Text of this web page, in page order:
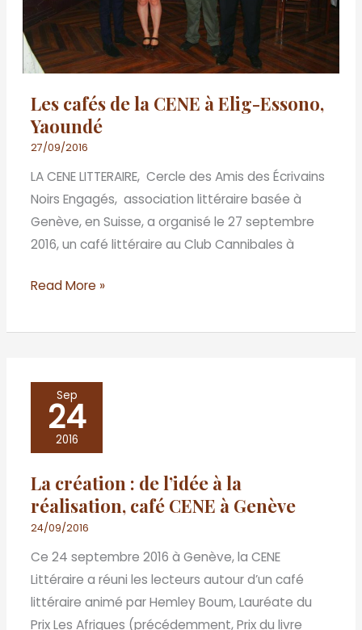
Les cafés de la CENE à Elig-Essono,
Yaoundé
27/09/2016
LA CENE LITTERAIRE, Cercle des Amis des Écrivains
Noirs Engagés, association littéraire basée à
Genève, en Suisse, a organisé le 27 septembre
2016, un café littéraire au Club Cannibales à
Elig-
Essono,
Yaoundé
Read More »
Sep
24
2016
La création : de l’idée à la
réalisation, café CENE à Genève
24/09/2016
Ce 24 septembre 2016 à Genève, la CENE
Littéraire a réuni les lecteurs autour d’un café
littéraire animé par Hemley Boum, Lauréate du
Prix Les Afriques (précédemment, Prix du livre
création
l’idée
à
la
réalisation,
café
CENE
à